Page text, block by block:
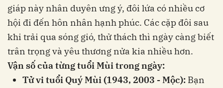
giáp này nhân duyên ưng ý, đôi lứa có nhiều cơ
hội đi đến hôn nhân hạnh phúc. Các cặp đôi sau
khi trải qua sóng gió, thử thách thì ngày càng biết
trân trọng và yêu thương nửa kia nhiều hơn.
Vận số của từng tuổi Mùi trong ngày:
Tử vi tuổi Quý Mùi (1943, 2003 - Mộc): Bạn